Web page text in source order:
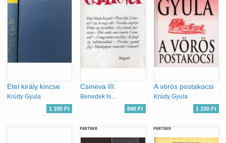
Etel király kincse
Krúdy Gyula
1 100 Ft
Csineva III.
Benedek István
840 Ft
A vörös postakocsi
Krúdy Gyula
1 100 Ft
PARTNER PARTNER